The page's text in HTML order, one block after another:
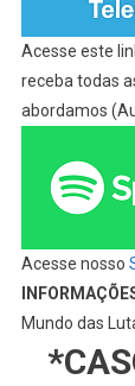
Acesse este
receba todas
abordamos
Acesse nosso
Mundo das